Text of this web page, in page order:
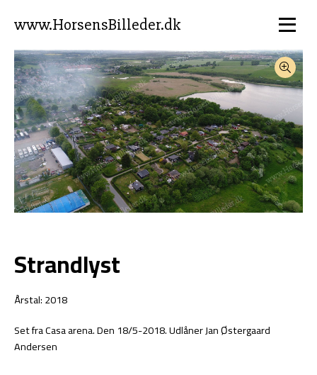
www.HorsensBilleder.dk
Strandlyst
Årstal: 2018
Set fra Casa arena. Den 18/5-2018. Udlåner Jan Østergaard
Andersen